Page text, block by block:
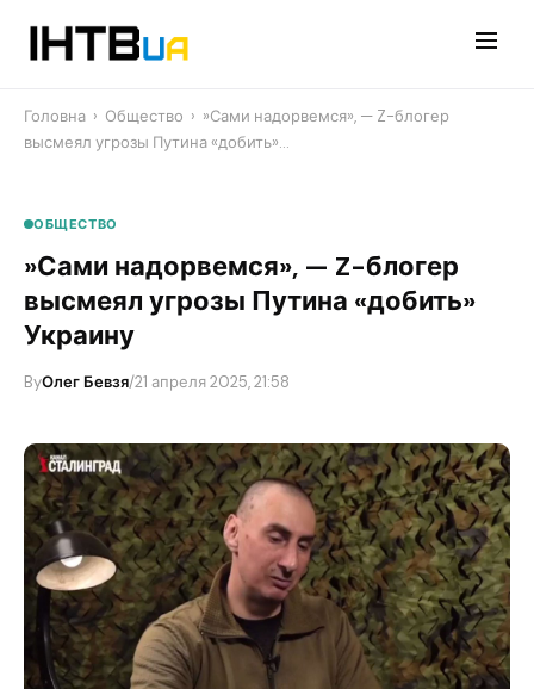
Головна › Общество › ​»Сами надорвемся», — Z-блогер
высмеял угрозы Путина «добить»…
ОБЩЕСТВО
​»Сами надорвемся», — Z-блогер
высмеял угрозы Путина «добить»
Украину
ByОлег Бевзя/21 апреля 2025, 21:58